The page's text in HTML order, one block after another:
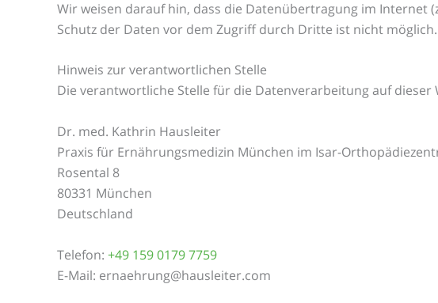
Wir weisen darauf hin, dass die Datenübertragung im Internet
Schutz der Daten vor dem Zugriff durch Dritte ist nicht möglich.
Hinweis zur verantwortlichen Stelle
Die verantwortliche Stelle für die Datenverarbeitung auf dieser
Dr. med. Kathrin Hausleiter
Praxis für Ernährungsmedizin München im Isar-
Rosental 8
80331 München
Deutschland
Telefon: +49 159 0179 7759
E-Mail: ernaehrung@hausleiter.com